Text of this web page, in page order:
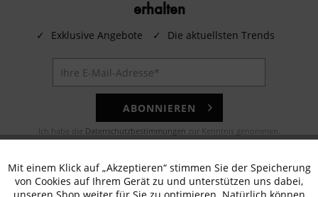
erhalten
✓ Exklusive Angebote ✓ Die aktuellsten Trends
ABONNIEREN
Ich habe die Datenschutzbestimmungen zur Kenntnis genommen.
E-MAIL
Noch Fragen? Unser Kundenservice hilft Ihnen gerne!
Funktionale Aktiv
Mit einem Klick auf „Akzeptieren“ stimmen Sie der Speicherung
von Cookies auf Ihrem Gerät zu und unterstützen uns dabei,
unseren Shop weiter für Sie zu optimieren. Natürlich können